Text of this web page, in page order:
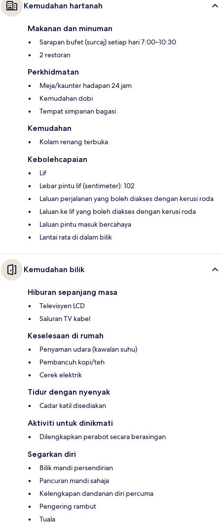
Kemudahan hartanah
Makanan dan minuman
Sarapan bufet (surcaj) setiap hari 7:00–10:30
2 restoran
Perkhidmatan
Meja/kaunter hadapan 24 jam
Kemudahan dobi
Tempat simpanan bagasi
Kemudahan
Kolam renang terbuka
Kebolehcapaian
Lif
Lebar pintu lif (sentimeter): 102
Laluan perjalanan yang boleh diakses dengan kerusi roda
Laluan ke lif yang boleh diakses dengan kerusi roda
Laluan pintu masuk bercahaya
Lantai rata di dalam bilik
Kemudahan bilik
Hiburan sepanjang masa
Televisyen LCD
Saluran TV kabel
Keselesaan di rumah
Penyaman udara (kawalan suhu)
Pembancuh kopi/teh
Cerek elektrik
Tidur dengan nyenyak
Cadar katil disediakan
Aktiviti untuk dinikmati
Dilengkapkan perabot secara berasingan
Segarkan diri
Bilik mandi persendirian
Pancuran mandi sahaja
Kelengkapan dandanan diri percuma
Pengering rambut
Tuala